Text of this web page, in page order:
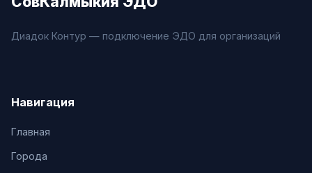
Диадок Контур — подключение ЭДО для организаций
Навигация
Главная
Города